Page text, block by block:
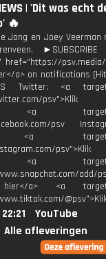
| 'Dit was echt
🔥
Jong en Joey Veerman
►SUBSCRIBE
href="https://psv.media/
a> on notifications
Twitter: <a
psv">Klik
<a
psv
<a
<a
add/
hier</a> <a
YouTube
Alle afleveringen